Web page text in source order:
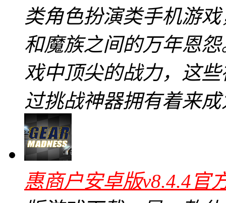
类角色扮演类手机游
和魔族之间的万年恩
戏中顶尖的战力，这
过挑战神器拥有着来
惠商户安卓版v8.4.4官